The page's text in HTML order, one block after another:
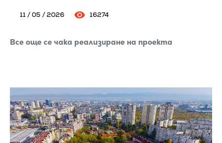
11 / 05 / 2026 16274
Все още се чака реализиране на проекта